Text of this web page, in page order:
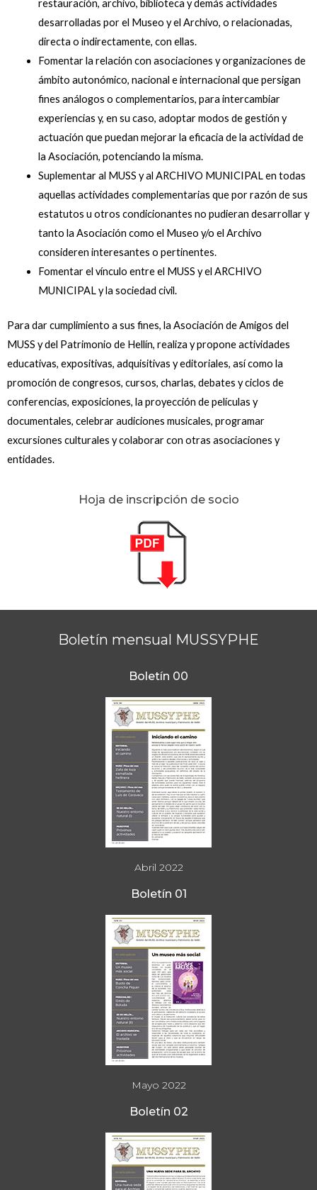
restauración, archivo, biblioteca y demás actividades
desarrolladas por el Museo y el Archivo, o relacionadas,
directa o indirectamente, con ellas.
Fomentar la relación con asociaciones y organizaciones de
ámbito autonómico, nacional e internacional que persigan
fines análogos o complementarios, para intercambiar
experiencias y, en su caso, adoptar modos de gestión y
actuación que puedan mejorar la eficacia de la actividad de
la Asociación, potenciando la misma.
Suplementar al MUSS y al ARCHIVO MUNICIPAL en todas
aquellas actividades complementarias que por razón de sus
estatutos u otros condicionantes no pudieran desarrollar y
tanto la Asociación como el Museo y/o el Archivo
consideren interesantes o pertinentes.
Fomentar el vínculo entre el MUSS y el ARCHIVO
MUNICIPAL y la sociedad civil.
Para dar cumplimiento a sus fines, la Asociación de Amigos del
MUSS y del Patrimonio de Hellín, realiza y propone actividades
educativas, expositivas, adquisitivas y editoriales, así como la
promoción de congresos, cursos, charlas, debates y ciclos de
conferencias, exposiciones, la proyección de películas y
documentales, celebrar audiciones musicales, programar
excursiones culturales y colaborar con otras asociaciones y
entidades.
Hoja de inscripción de socio
Boletín mensual MUSSYPHE
Boletín 00
Abril 2022
Boletín 01
Mayo 2022
Boletín 02